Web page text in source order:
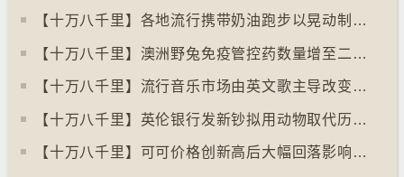
【十万八千里】各地流行携带奶油跑步以晃动制造新鲜牛油
【十万八千里】澳洲野兔免疫管控药数量增至二亿只
【十万八千里】流行音乐市场由英文歌主导改变为多国语言歌曲
【十万八千里】英伦银行发新钞拟用动物取代历史人物
【十万八千里】可可价格创新高后大幅回落影响农民生计